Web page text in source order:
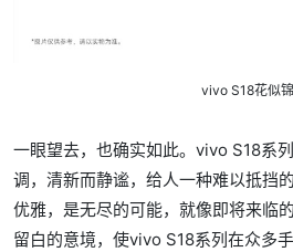
vivo S18花似锦
一眼望去，也确实如此。vivo S18系
调，清新而静谧，给人一种难以抵挡
优雅，是无尽的可能，就像即将来临
留白的意境，使vivo S18系列在众多